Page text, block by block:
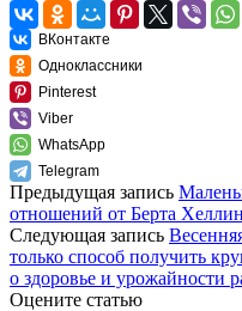
ВКонтакте
Одноклассники
Pinterest
Viber
WhatsApp
Telegram
Предыдущая запись
отношений от Берта
Следующая запись
только способ получить
о здоровье и урожайности
Оцените статью